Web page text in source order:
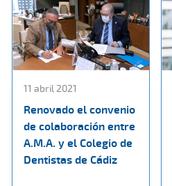
11 abril 2021
Renovado el convenio
de colaboración entre
A.M.A. y el Colegio de
Dentistas de Cádiz